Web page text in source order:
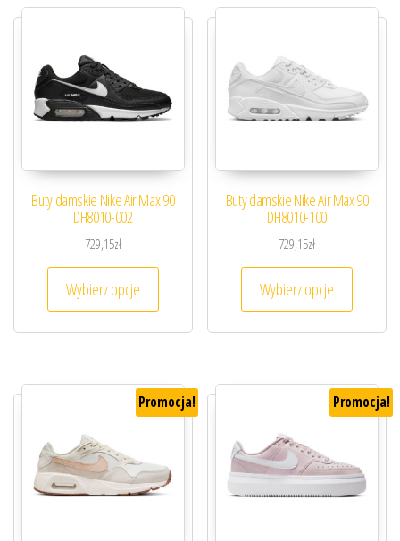
Buty damskie Nike Air Max 90
DH8010-002
729,15zł
Wybierz opcje
Ten produkt ma wiele wariantów. Opcje
Buty damskie Nike Air Max 90
DH8010-100
729,15zł
Wybierz opcje
Ten
Promocja! Promocja!